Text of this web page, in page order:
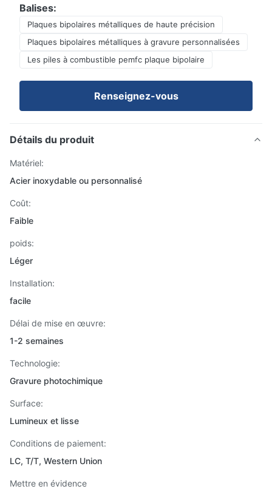
Balises:
Plaques bipolaires métalliques de haute précision
Plaques bipolaires métalliques à gravure personnalisées
Les piles à combustible pemfc plaque bipolaire
Renseignez-vous
Détails du produit
Matériel:
Acier inoxydable ou personnalisé
Coût:
Faible
poids:
Léger
Installation:
facile
Délai de mise en œuvre:
1-2 semaines
Technologie:
Gravure photochimique
Surface:
Lumineux et lisse
Conditions de paiement:
LC, T/T, Western Union
Mettre en évidence